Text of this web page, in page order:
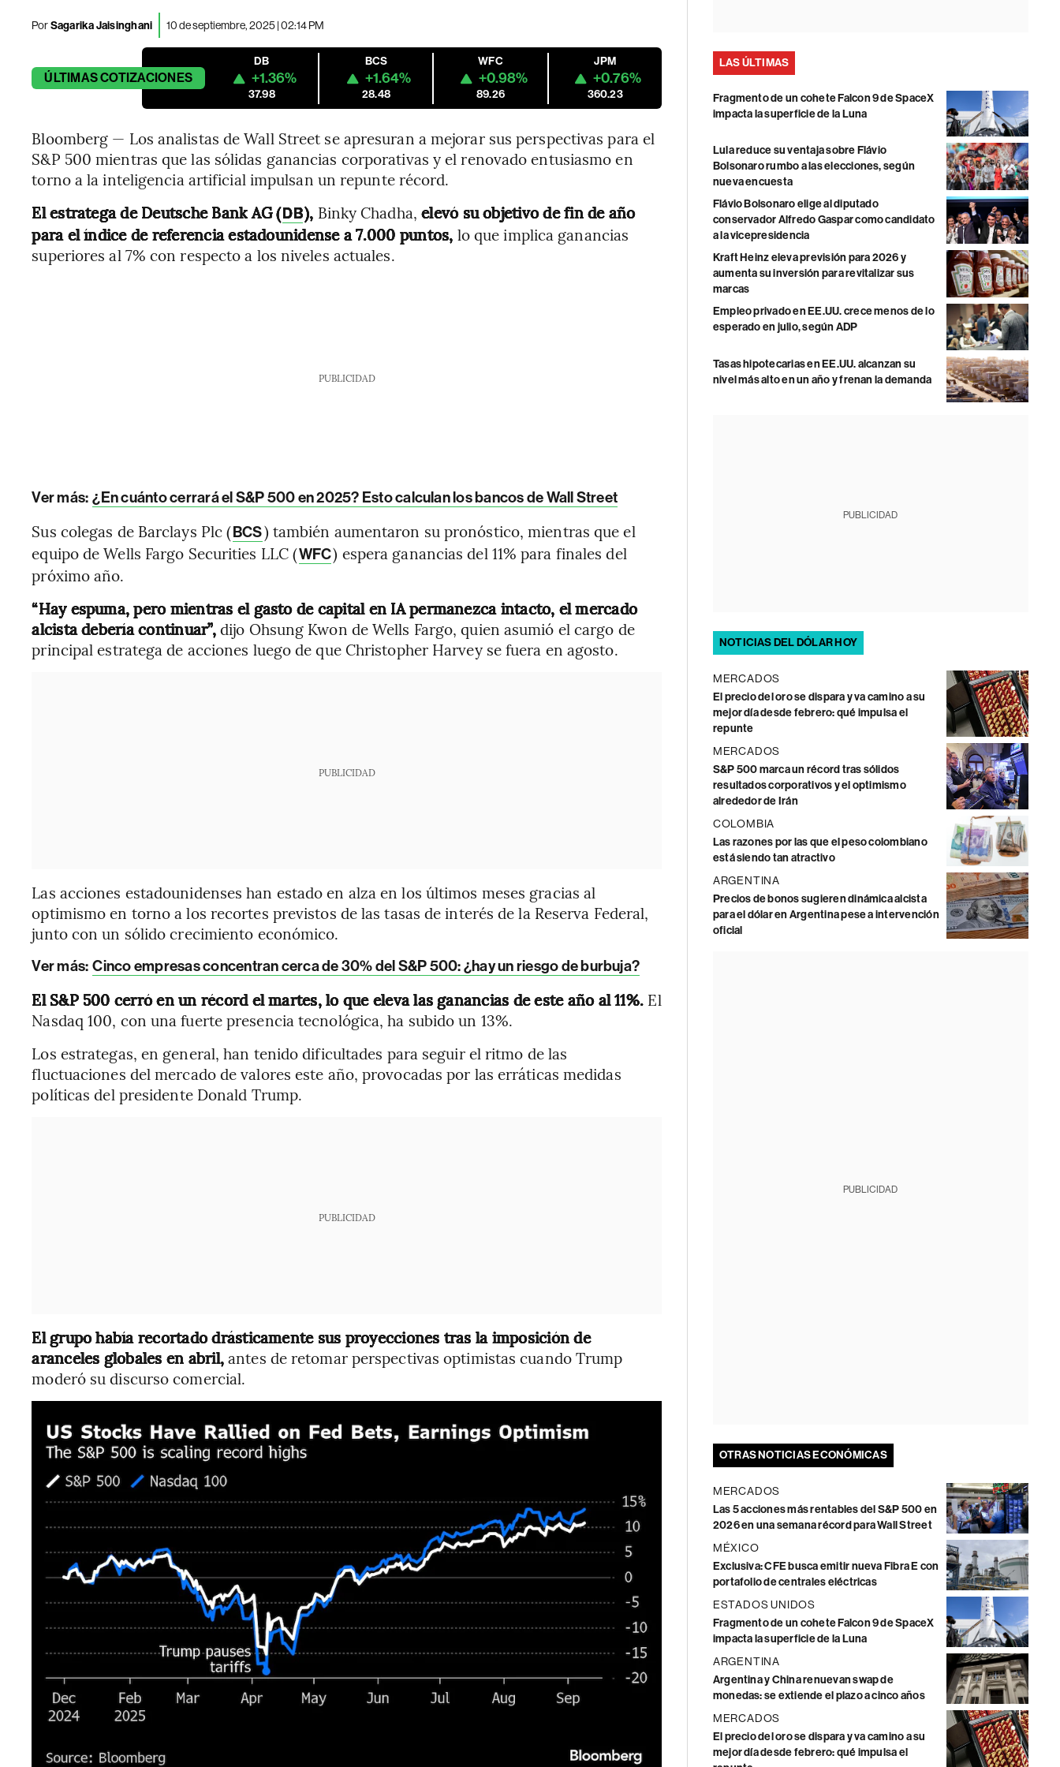
PorSagarika Jaisinghani 10 de septiembre, 2025 | 02:14 PM
ÚLTIMASCOTIZACIONES
DB
+1.36%
37.98
BCS
+1.64%
28.48
WFC
+0.98%
89.26
JPM
+0.76%
360.23
Bloomberg — Los analistas de Wall Street se apresuran a mejorar sus perspectivas para el
S&P 500 mientras que las sólidas ganancias corporativas y el renovado entusiasmo en
torno a la inteligencia artificial impulsan un repunte récord.
El estratega de Deutsche Bank AG (DB), Binky Chadha, elevó su objetivo de fin de año
para el índice de referencia estadounidense a 7.000 puntos, lo que implica ganancias
superiores al 7% con respecto a los niveles actuales.
PUBLICIDAD
Ver más: ¿En cuánto cerrará el S&P 500 en 2025? Esto calculan los bancos de Wall Street
Sus colegas de Barclays Plc (BCS) también aumentaron su pronóstico, mientras que el
equipo de Wells Fargo Securities LLC (WFC) espera ganancias del 11% para finales del
próximo año.
“Hay espuma, pero mientras el gasto de capital en IA permanezca intacto, el mercado
alcista debería continuar”,dijo Ohsung Kwon de Wells Fargo, quien asumió el cargo de
principal estratega de acciones luego de que Christopher Harvey se fuera en agosto.
PUBLICIDAD
Las acciones estadounidenses han estado en alza en los últimos meses gracias al
optimismo en torno a los recortes previstos de las tasas de interés de la Reserva Federal,
junto con un sólido crecimiento económico.
Ver más: Cinco empresas concentran cerca de 30% del S&P 500: ¿hay un riesgo de burbuja?
El S&P 500 cerró en un récord el martes, lo que eleva las ganancias de este año al 11%. El
Nasdaq 100, con una fuerte presencia tecnológica, ha subido un 13%.
Los estrategas, en general, han tenido dificultades para seguir el ritmo de las
fluctuaciones del mercado de valores este año, provocadas por las erráticas medidas
políticas del presidente Donald Trump.
PUBLICIDAD
El grupo había recortado drásticamente sus proyecciones tras la imposición de
aranceles globales en abril,antes de retomar perspectivas optimistas cuando Trump
moderó su discurso comercial.
LAS ÚLTIMAS
Fragmento de un cohete Falcon 9 de SpaceX
impacta la superficie de la Luna
Lula reduce su ventaja sobre Flávio
Bolsonaro rumbo a las elecciones, según
nueva encuesta
Flávio Bolsonaro elige al diputado
conservador Alfredo Gaspar como candidato
a la vicepresidencia
Kraft Heinz eleva previsión para 2026 y
aumenta su inversión para revitalizar sus
marcas
Empleo privado en EE.UU. crece menos de lo
esperado en julio, según ADP
Tasas hipotecarias en EE.UU. alcanzan su
nivel más alto en un año y frenan la demanda
PUBLICIDAD
NOTICIAS DEL DÓLAR HOY
MERCADOS
El precio del oro se dispara y va camino a su
mejor día desde febrero: qué impulsa el
repunte
MERCADOS
S&P 500 marca un récord tras sólidos
resultados corporativos y el optimismo
alrededor de Irán
COLOMBIA
Las razones por las que el peso colombiano
está siendo tan atractivo
ARGENTINA
Precios de bonos sugieren dinámica alcista
para el dólar en Argentina pese a intervención
oficial
PUBLICIDAD
OTRAS NOTICIAS ECONÓMICAS
MERCADOS
Las 5 acciones más rentables del S&P 500 en
2026 en una semana récord para Wall Street
MÉXICO
Exclusiva: CFE busca emitir nueva Fibra E con
portafolio de centrales eléctricas
ESTADOS UNIDOS
Fragmento de un cohete Falcon 9 de SpaceX
impacta la superficie de la Luna
ARGENTINA
Argentina y China renuevan swap de
monedas: se extiende el plazo a cinco años
MERCADOS
El precio del oro se dispara y va camino a su
mejor día desde febrero: qué impulsa el